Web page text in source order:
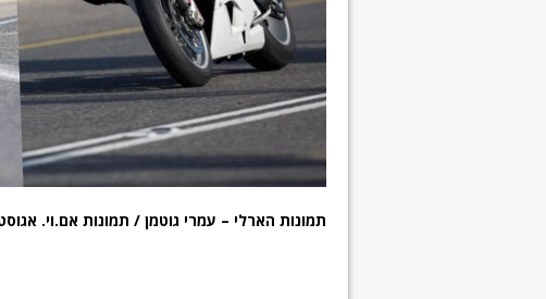
תמונות הארלי – עמרי גוטמן / תמונות אם.וי.